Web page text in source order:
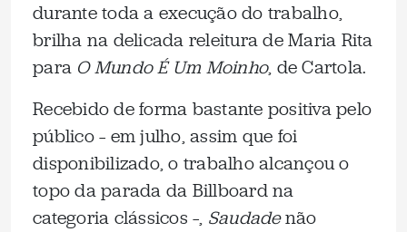
durante toda a execução do trabalho,
brilha na delicada releitura de Maria Rita
para O Mundo É Um Moinho, de Cartola.
Recebido de forma bastante positiva pelo
público – em julho, assim que foi
disponibilizado, o trabalho alcançou o
topo da parada da Billboard na
categoria clássicos –, Saudadenão